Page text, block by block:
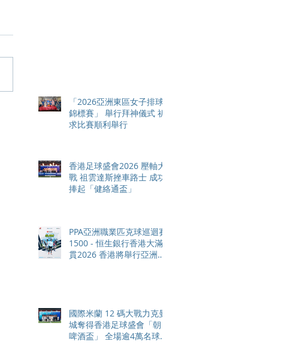
「2026亞洲東區女子排球
錦標賽」 舉行拜神儀式 祈
求比賽順利舉行
香港足球盛會2026 壓軸大
戰 祖雲達斯挫車路士 成功
捧起「健絡通盃」
PPA亞洲職業匹克球巡迴賽
1500 - 恒生銀行香港大滿
貫2026 香港將舉行亞洲首
國際米蘭 12 碼大戰力克曼
城奪得香港足球盛會「朝日
啤酒盃」 全場逾4萬名球迷